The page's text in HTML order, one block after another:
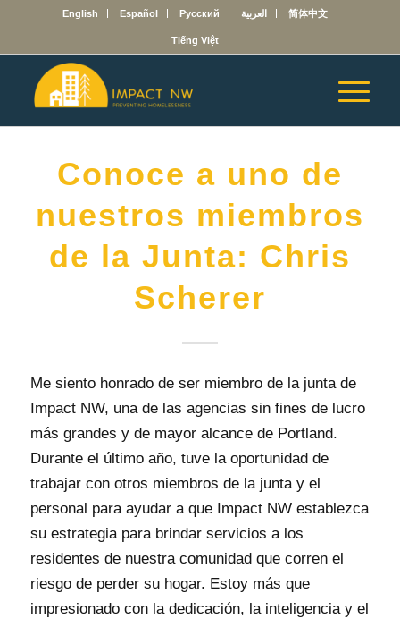
English Español Русский العربية 简体中文
Tiếng Việt
Conoce a uno de
nuestros miembros
de la Junta: Chris
Scherer
Me siento honrado de ser miembro de la junta de
Impact NW, una de las agencias sin fines de lucro
más grandes y de mayor alcance de Portland.
Durante el último año, tuve la oportunidad de
trabajar con otros miembros de la junta y el
personal para ayudar a que Impact NW establezca
su estrategia para brindar servicios a los
residentes de nuestra comunidad que corren el
riesgo de perder su hogar. Estoy más que
impresionado con la dedicación, la inteligencia y el